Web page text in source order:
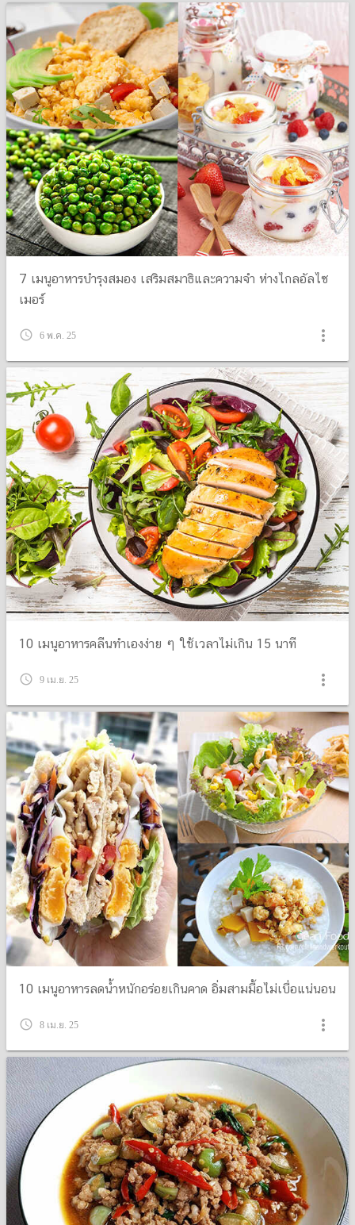
7 เมนูอาหารบำรุงสมอง เสริมสมาธิและความจำ ห่างไกลอัลไซ
เมอร์
query_builder 6 พ.ค. 25 more_vert
10 เมนูอาหารคลีนทำเองง่าย ๆ ใช้เวลาไม่เกิน 15 นาที
query_builder 9 เม.ย. 25 more_vert
10 เมนูอาหารลดน้ำหนักอร่อยเกินคาด อิ่มสามมื้อไม่เบื่อแน่นอน
query_builder 8 เม.ย. 25 more_vert